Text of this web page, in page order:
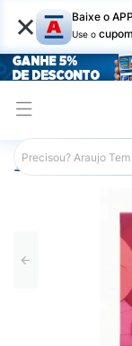
× Baixe o
Use o cupom
Araujo